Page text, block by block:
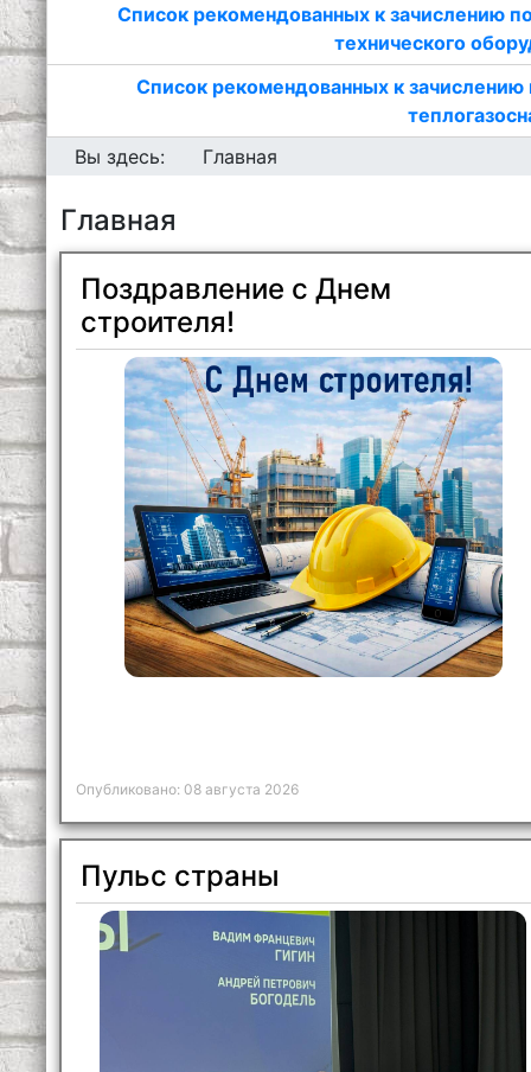
Список рекомендованных к зачислению
технического
Список рекомендованных к
Вы здесь:
Главная
Главная
Поздравление с Днем
строителя!
Опубликовано: 08 августа 2026
Пульс страны